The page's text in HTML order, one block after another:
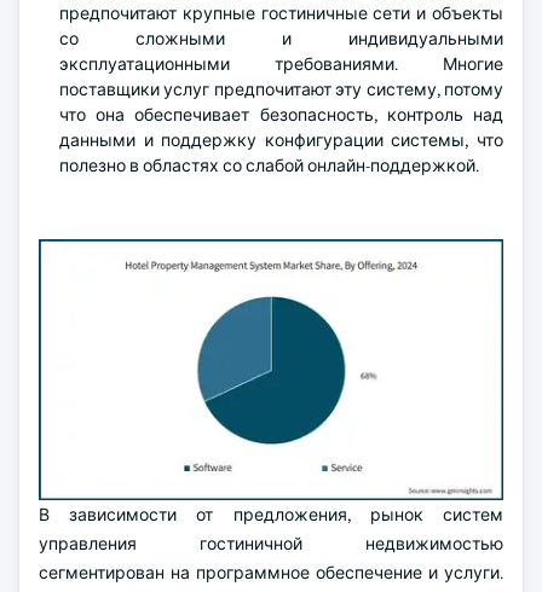
предпочитают крупные гостиничные сети и объекты
со сложными и индивидуальными
эксплуатационными требованиями. Многие
поставщики услуг предпочитают эту систему, потому
что она обеспечивает безопасность, контроль над
данными и поддержку конфигурации системы, что
полезно в областях со слабой онлайн-поддержкой.
В зависимости от предложения, рынок систем
управления гостиничной недвижимостью
сегментирован на программное обеспечение и услуги.